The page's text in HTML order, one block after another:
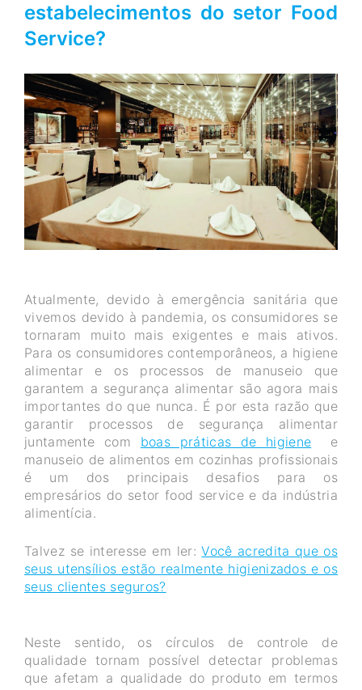
estabelecimentos do setor Food
Service?
Atualmente, devido à emergência sanitária que
vivemos devido à pandemia, os consumidores se
tornaram muito mais exigentes e mais ativos.
Para os consumidores contemporâneos, a higiene
alimentar e os processos de manuseio que
garantem a segurança alimentar são agora mais
importantes do que nunca. É por esta razão que
garantir processos de segurança alimentar
juntamente com boas práticas de higiene e
manuseio de alimentos em cozinhas profissionais
é um dos principais desafios para os
empresários do setor food service e da indústria
alimentícia.
Talvez se interesse em ler:Você acredita que os
seus utensílios estão realmente higienizados e os
seus clientes seguros?
Neste sentido, os círculos de controle de
qualidade tornam possível detectar problemas
que afetam a qualidade do produto em termos